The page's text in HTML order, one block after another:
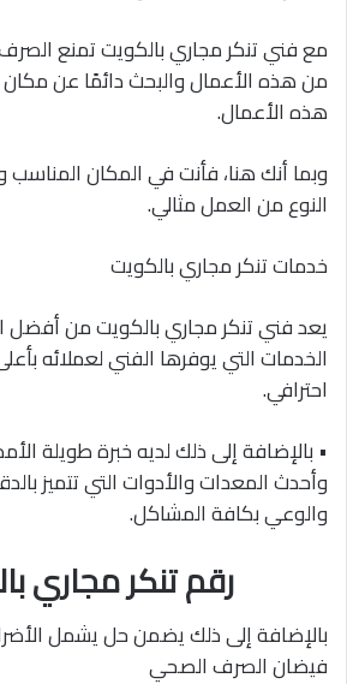
مع فني تنكر مجاري بالكويت تمنع
من هذه الأعمال والبحث دائمًا عن
هذه الأعمال.
وبما أنك هنا، فأنت في المكان المناسب
النوع من العمل مثالي.
خدمات تنكر مجاري بالكويت
يعد فني تنكر مجاري بالكويت من
الخدمات التي يوفرها الفني لعملائه
احترافي.
• بالإضافة إلى ذلك لديه خبرة طويلة
وأحدث المعدات والأدوات التي تتميز
والوعي بكافة المشاكل.
رقم تنكر مجاري
بالإضافة إلى ذلك يضمن حل يشمل
فيضان الصرف الصحي